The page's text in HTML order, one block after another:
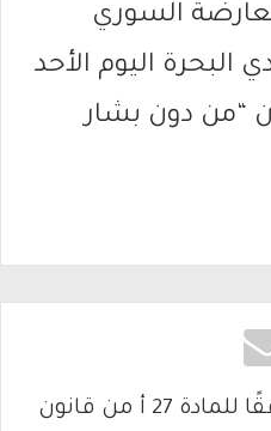
السوري
البحرة اليوم الأحد
“من دون بشار
يتم الاستخدام المواد وفقًا للمادة 27 أ من قانون